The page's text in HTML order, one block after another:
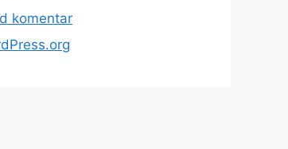
komentar